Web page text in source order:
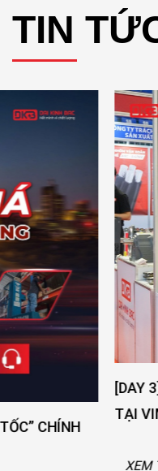
TIN
[DAY 3] KHÔNG KHÍ
TẠI VIMF 2025